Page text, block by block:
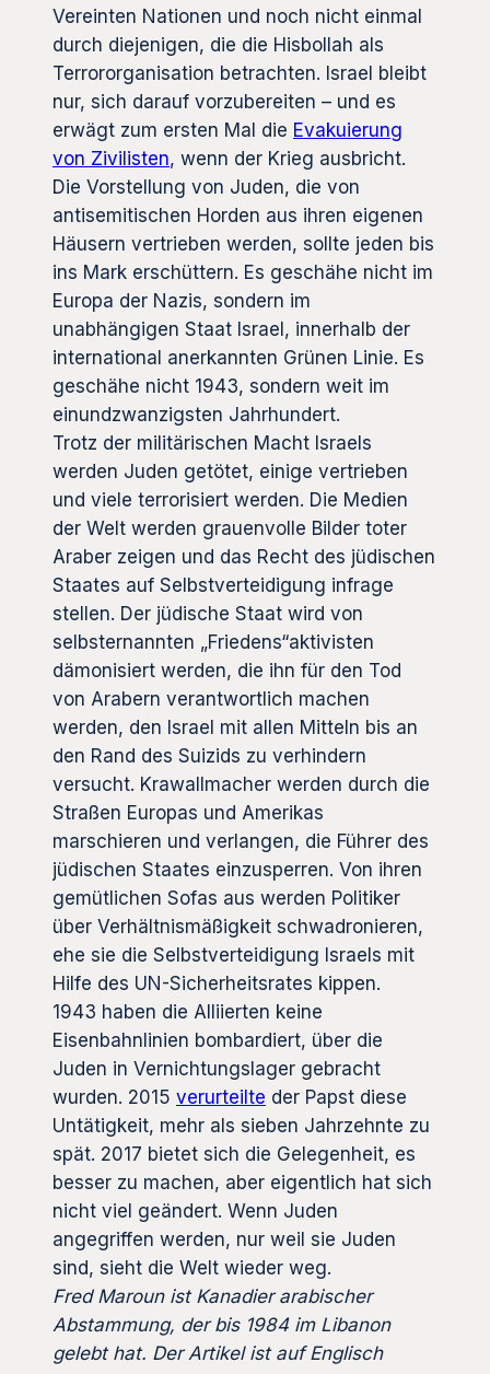
Vereinten Nationen und noch nicht einmal
durch diejenigen, die die Hisbollah als
Terrororganisation betrachten. Israel bleibt
nur, sich darauf vorzubereiten – und es
erwägt zum ersten Mal die Evakuierung
von Zivilisten, wenn der Krieg ausbricht.
Die Vorstellung von Juden, die von
antisemitischen Horden aus ihren eigenen
Häusern vertrieben werden, sollte jeden bis
ins Mark erschüttern. Es geschähe nicht im
Europa der Nazis, sondern im
unabhängigen Staat Israel, innerhalb der
international anerkannten Grünen Linie. Es
geschähe nicht 1943, sondern weit im
einundzwanzigsten Jahrhundert.
Trotz der militärischen Macht Israels
werden Juden getötet, einige vertrieben
und viele terrorisiert werden. Die Medien
der Welt werden grauenvolle Bilder toter
Araber zeigen und das Recht des jüdischen
Staates auf Selbstverteidigung infrage
stellen. Der jüdische Staat wird von
selbsternannten „Friedens“aktivisten
dämonisiert werden, die ihn für den Tod
von Arabern verantwortlich machen
werden, den Israel mit allen Mitteln bis an
den Rand des Suizids zu verhindern
versucht. Krawallmacher werden durch die
Straßen Europas und Amerikas
marschieren und verlangen, die Führer des
jüdischen Staates einzusperren. Von ihren
gemütlichen Sofas aus werden Politiker
über Verhältnismäßigkeit schwadronieren,
ehe sie die Selbstverteidigung Israels mit
Hilfe des UN-Sicherheitsrates kippen.
1943 haben die Alliierten keine
Eisenbahnlinien bombardiert, über die
Juden in Vernichtungslager gebracht
wurden. 2015 verurteilte der Papst diese
Untätigkeit, mehr als sieben Jahrzehnte zu
spät. 2017 bietet sich die Gelegenheit, es
besser zu machen, aber eigentlich hat sich
nicht viel geändert. Wenn Juden
angegriffen werden, nur weil sie Juden
sind, sieht die Welt wieder weg.
Fred Maroun ist Kanadier arabischer
Abstammung, der bis 1984 im Libanon
gelebt hat. Der Artikel ist auf Englisch